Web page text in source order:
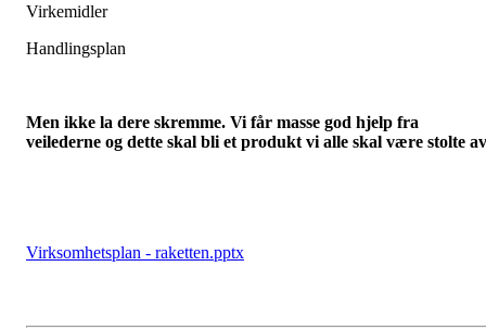
Virkemidler
Handlingsplan
Men ikke la dere skremme. Vi får masse god hjelp fra
veilederne og dette skal bli et produkt vi alle skal være stolte
Virksomhetsplan - raketten.pptx